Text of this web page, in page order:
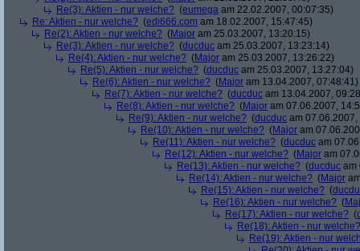
Re(3): Aktien - nur welche? (eumega am 22.02.2007, 00:07:35)
Re: Aktien - nur welche? (edi666.com am 18.02.2007, 15:47:45)
Re(2): Aktien - nur welche? (Major am 25.03.2007, 13:20:15)
Re(3): Aktien - nur welche? (ducduc am 25.03.2007, 13:23:14)
Re(4): Aktien - nur welche? (Major am 25.03.2007, 13:26:22)
Re(5): Aktien - nur welche? (ducduc am 25.03.2007, 13:27:04)
Re(6): Aktien - nur welche? (Major am 13.04.2007, 07:48:41)
Re(7): Aktien - nur welche? (ducduc am 13.04.2007,
Re(8): Aktien - nur welche? (Major am 07.06.2007,
Re(9): Aktien - nur welche? (ducduc am
Re(10): Aktien - nur welche? (Major am
Re(11): Aktien - nur welche? (ducduc am
Re(12): Aktien - nur welche? (Major am
Re(13): Aktien - nur welche? (ducduc am
Re(14): Aktien - nur welche? (Major
Re(15): Aktien - nur welche? (
Re(16): Aktien - nur welche? (
Re(17): Aktien - nur welche? (
Re(18): Aktien - nur welche?
Re(19): Aktien - nur